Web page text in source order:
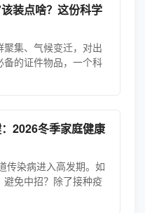
装点啥？这份科学
集、气候变迁，对出
的证件物品，一个科
2026冬季家庭健康
传染病进入高发期。如
免中招？除了接种疫